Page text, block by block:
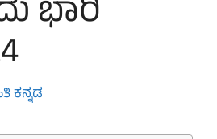
ಭಾರಿ
ಕನ್ನಡ